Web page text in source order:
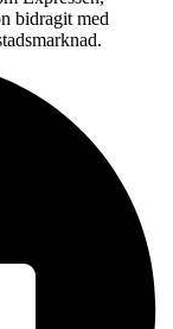
bidragit med